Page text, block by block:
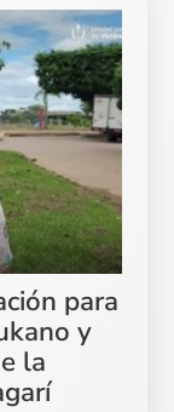
para
y
la